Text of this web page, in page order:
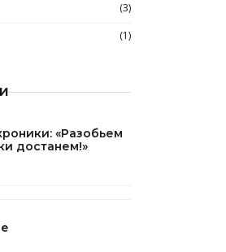
(3)
(1)
«Разобьем
достанем!»